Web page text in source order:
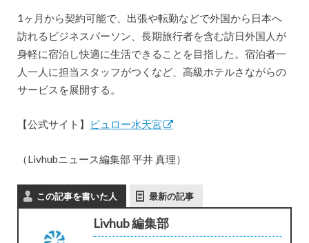
1ヶ月から契約可能で、出張や転勤などで外国から日本へ
訪れるビジネスパーソン、長期旅行者を含む訪日外国人が
身軽に宿泊し快適に生活できることを目指した。宿泊者一
人一人に担当スタッフがつくなど、高級ホテルさながらの
サービスを展開する。
【公式サイト】 ビュロー水天宮
（Livhubニュース編集部 平井 真理）
この記事を書いた人 最新の記事
Livhub 編集部